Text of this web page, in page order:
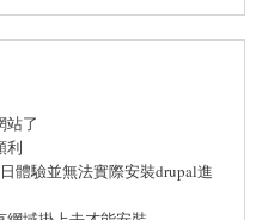
站了
利
體驗並無法實際安裝drupal進